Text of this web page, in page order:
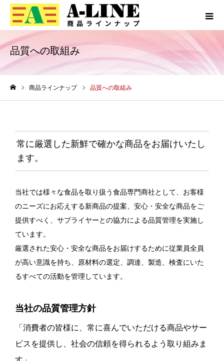
品質への取組み
商品ラインナップ 品質への取組み
常に厳選した新鮮で確かな商品をお届けいたし
ます。
当社では様々な食品を取り扱う食品専門商社として、お客様
のニーズにお応えする新商品の提案、安心・安全な商品をご
提供すべく、サプライヤーとの協力による品質管理を実施し
ています。
厳選された安心・安全な商品をお届けするために従業員全員
が高い意識を持ち、原材料の選定、調達、製造、検査にいた
るすべての活動を管理しています。
当社の品質管理方針
「消費者の皆様に、常に喜んでいただける商品やサー
ビスを提供し、社会の信頼を得られるよう取り組みま